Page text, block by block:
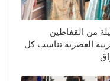
من القفاطين
العصرية تناسب كل